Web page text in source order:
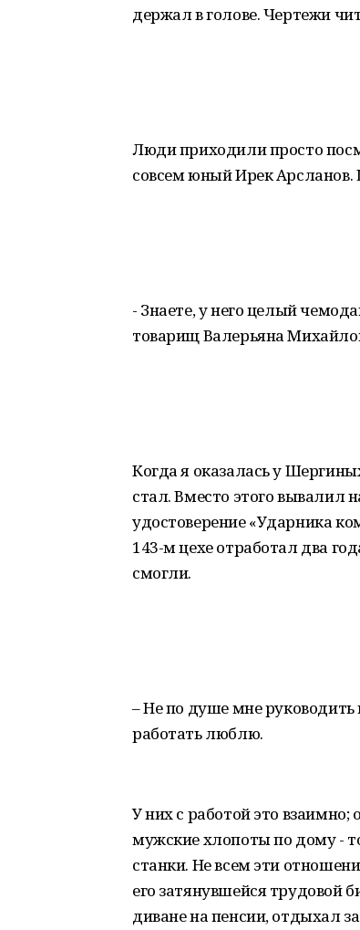
держал в голове. Чертежи
Люди приходили просто
совсем юный Ирек
- Знаете, у него целый
товарищ Валерьяна
Когда я оказалась у
стал. Вместо этого вывалил
удостоверение «Ударника
143-м цехе отработал два
смогли.
– Не по душе мне руководить
работать люблю.
У них с работой это взаимно;
мужские хлопоты по дому -
станки. Не всем эти
его затянувшейся трудовой
диване на пенсии, отдыхал